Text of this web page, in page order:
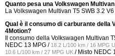
Quanto pesa una Volkswagen
La Volkswagen Multivan T5 SWB 3.2
Qual è il consumo di carburante della
4Motion?
Il consumo della Volkswagen Multivan
NEDC 13 MPG / 18.2 L/100 km / 16 MPG
10.6 L/100 km / 27 MPG UK / Misto NEDC